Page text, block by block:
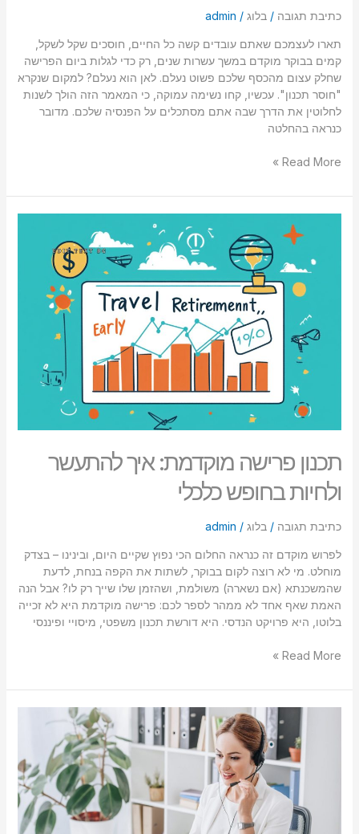
כתיבת תגובה / בלוג/
admin
תארו לעצמכם שאתם עובדים קשה כל החיים, חוסכים שקל לשקל,
קמים בבוקר מוקדם במשך עשרות שנים, רק כדי לגלות ביום הפרישה
שחלק עצום מהכסף שלכם פשוט נעלם. לאן הוא נעלם? למקום שנקרא
"חוסר תכנון". עכשיו, קחו נשימה עמוקה, כי המאמר הזה הולך לשנות
לחלוטין את הדרך שבה אתם מסתכלים על הפנסיה שלכם. מדובר
כנראה בהחלטה
Read More »
תכנון פרישה מוקדמת: איך להתעשר
ולחיות בחופש כלכלי
כתיבת תגובה / בלוג/
admin
לפרוש מוקדם זה כנראה החלום הכי נפוץ שקיים היום, ובינינו – בצדק
מוחלט. מי לא רוצה לקום בבוקר, לשתות את הקפה בנחת, לדעת
שהמשכנתא (אם נשארה) משולמת, ושהזמן שלו שייך רק לו? אבל הנה
האמת שאף אחד לא ממהר לספר לכם: פרישה מוקדמת היא לא זכייה
בלוטו, היא פרויקט הנדסי. היא דורשת תכנון משפטי, מיסויי ופיננסי
להתעשר
בחופש
כלכלי
Read More »
השתלמות
השקעה?